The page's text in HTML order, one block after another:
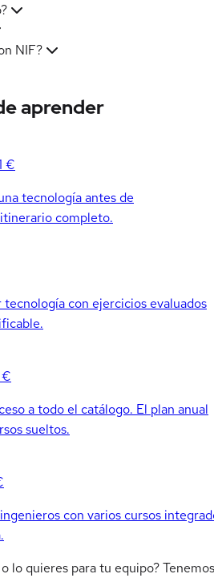
NIF?
aprender
€
tecnología antes de
completo.
con ejercicios evaluados
€
a todo el catálogo. El plan anual
sueltos.
con varios cursos
lo quieres para tu equipo? Tenemos